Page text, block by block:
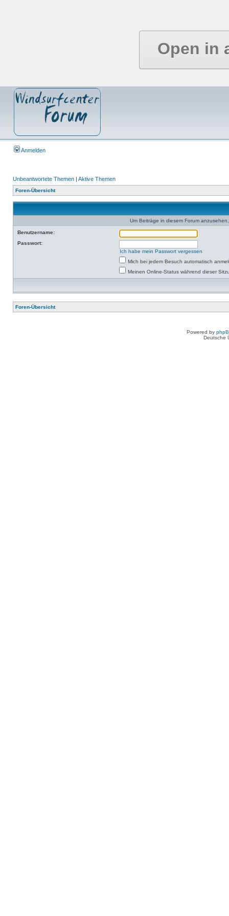
Open in
Anmelden
Unbeantwortete Themen | Aktive Themen
Foren-Übersicht
Um Beiträge in diesem Forum
Benutzername:
Passwort:
Ich habe mein Passwort vergessen
Mich bei jedem Besuch automatisch
Meinen Online-Status während dieser
Foren-Übersicht
Powered by
Deutsche